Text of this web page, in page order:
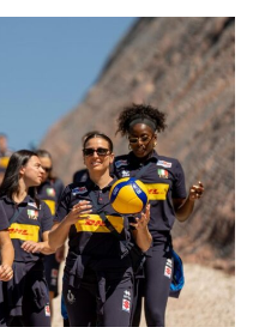
e amici invitati alla